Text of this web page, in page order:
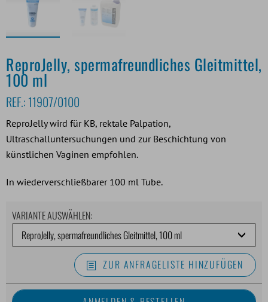
ReproJelly, spermafreundliches Gleitmittel,
100 ml
REF.: 11907/0100
ReproJelly wird für KB, rektale Palpation,
Ultraschalluntersuchungen und zur Beschichtung von
künstlichen Vaginen empfohlen.
In wiederverschließbarer 100 ml Tube.
VARIANTE AUSWÄHLEN:
ZUR ANFRAGELISTE HINZUFÜGEN